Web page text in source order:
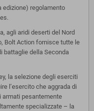
edizione) regolamento
agli aridi deserti del Nord
Bolt Action fornisce tutte le
battaglie della Seconda
la selezione degli eserciti
l’esercito che aggrada di
armati pesantemente
specializzate – la